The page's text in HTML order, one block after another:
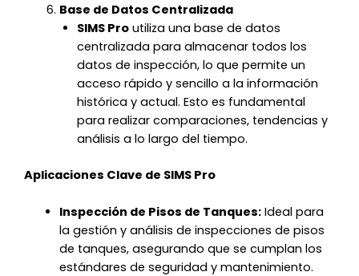
Base de Datos Centralizada
SIMS Proutiliza una base de datos
centralizada para almacenar todos los
datos de inspección, lo que permite un
acceso rápido y sencillo a la información
histórica y actual. Esto es fundamental
para realizar comparaciones, tendencias y
análisis a lo largo del tiempo.
Aplicaciones Clave de SIMS Pro
Inspección de Pisos de Tanques:Ideal para
la gestión y análisis de inspecciones de pisos
de tanques, asegurando que se cumplan los
estándares de seguridad y mantenimiento.